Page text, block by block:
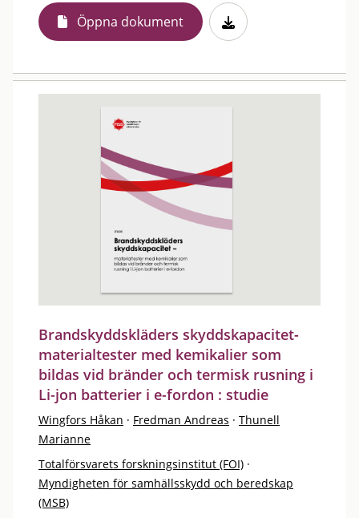
Öppna dokument
Brandskyddskläders skyddskapacitet-
materialtester med kemikalier som
bildas vid bränder och termisk rusning i
Li-jon batterier i e-fordon : studie
Wingfors Håkan · Fredman Andreas · Thunell
Marianne
Totalförsvarets forskningsinstitut (FOI) ·
Myndigheten för samhällsskydd och beredskap
(MSB)